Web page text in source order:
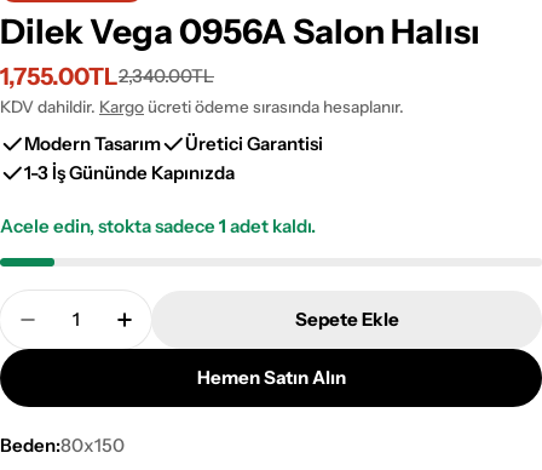
Dilek Vega 0956A Salon Halısı
İndirimli
fiyat
1,755.00TL
Normal
fiyat
2,340.00TL
KDV dahildir. Kargo ücreti ödeme sırasında hesaplanır.
Modern Tasarım
Üretici Garantisi
1-3 İş Gününde Kapınızda
Acele edin, stokta sadece1 adet kaldı.
Adet
Dilek Vega 0956A Salon Halısı Adetini Azalt
Dilek Vega 0956A Salon Halısı Adetini
Sepete Ekle
Hemen Satın Alın
Beden:80x150